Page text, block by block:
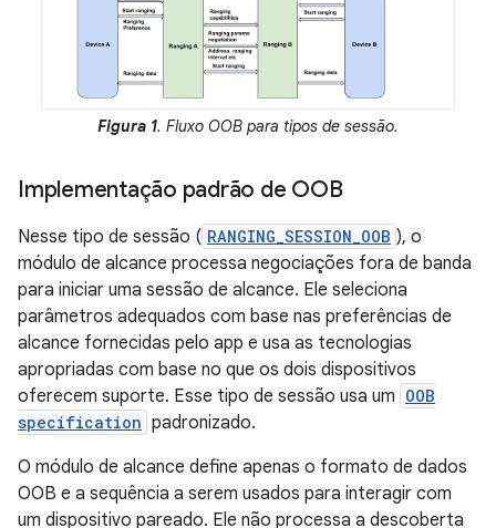
Figura 1. Fluxo OOB para tipos de sessão.
Implementação padrão de OOB
Nesse tipo de sessão ( RANGING_SESSION_OOB ), o
módulo de alcance processa negociações fora de banda
para iniciar uma sessão de alcance. Ele seleciona
parâmetros adequados com base nas preferências de
alcance fornecidas pelo app e usa as tecnologias
apropriadas com base no que os dois dispositivos
oferecem suporte. Esse tipo de sessão usa um OOB
specification padronizado.
O módulo de alcance define apenas o formato de dados
OOB e a sequência a serem usados para interagir com
um dispositivo pareado. Ele não processa a descoberta